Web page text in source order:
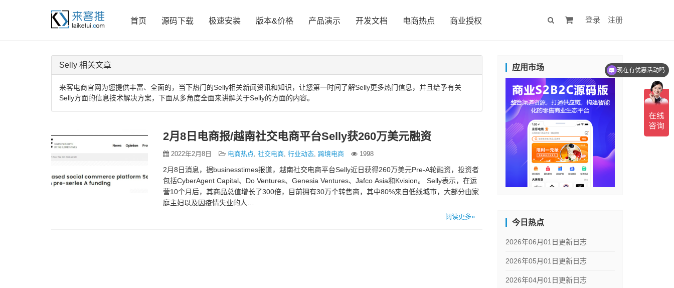
首页 源码下载 极速安装 版本&价格 产品演示 开发文档 电商热点 商业授权 登录 注册
Selly 相关文章
来客电商官网为您提供丰富、全面的，当下热门的Selly相关新闻资讯和知识，让您第一时间了解Selly更多热门信息，并且给予有关
Selly方面的信息技术解决方案，下面从多角度全面来讲解关于Selly的方面的内容。
2月8日电商报/越南社交电商平台Selly获260万美元融资
2022年2月8日 电商热点, 社交电商, 行业动态, 跨境电商 1998
2月8日消息，据businesstimes报道，越南社交电商平台Selly近日获得260万美元Pre-A轮融资，投资者
包括CyberAgent Capital、Do Ventures、Genesia Ventures、Jafco Asia和Kvision。 Selly表示，在运
营10个月后，其商品总值增长了300倍，目前拥有30万个转售商，其中80%来自低线城市，大部分由家
庭主妇以及因疫情失业的人…
阅读更多»
应用市场
今日热点
2026年06月01日更新日志
2026年05月01日更新日志
2026年04月01日更新日志
现在有优惠活动吗